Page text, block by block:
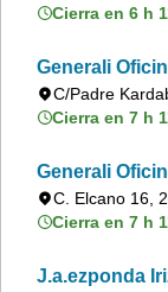
Cierra en 6 h
Generali
C/Padre
Cierra en 7 h
Generali
C. Elcano 16,
Cierra en 7 h
J.a.ezponda